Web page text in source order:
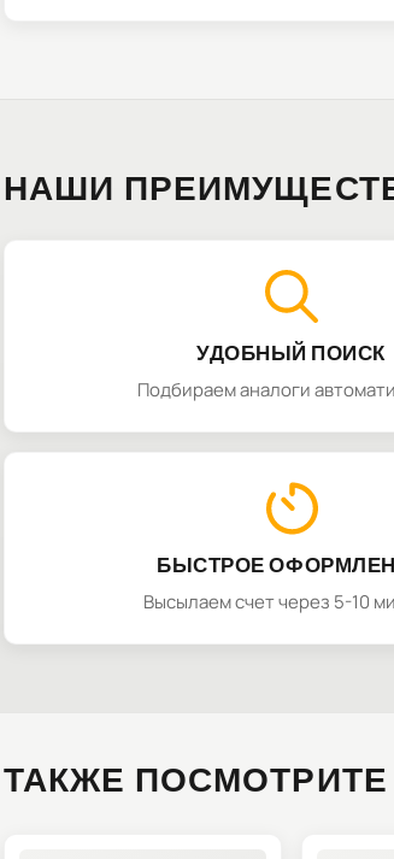
НАШИ
УДОБНЫЙ ПОИСК
Подбираем аналоги
БЫСТРОЕ
Высылаем счет через 5-10
ТАКЖЕ